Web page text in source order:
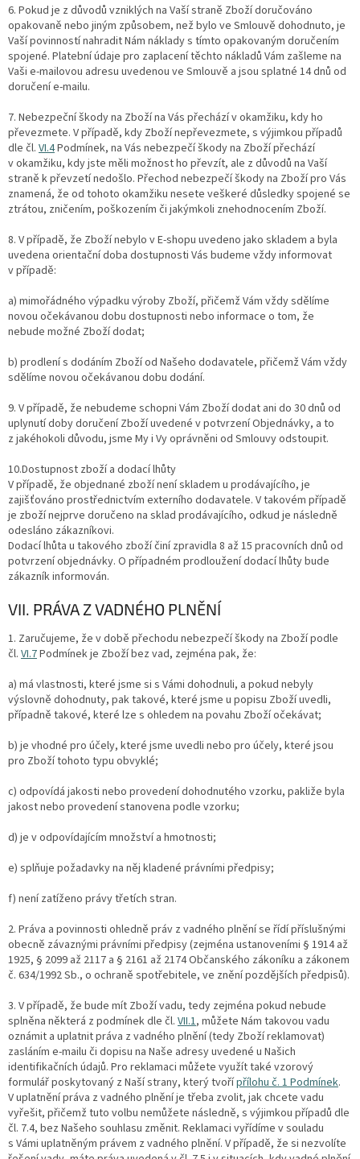
6. Pokud je z důvodů vzniklých na Vaší straně Zboží doručováno
opakovaně nebo jiným způsobem, než bylo ve Smlouvě dohodnuto, je
Vaší povinností nahradit Nám náklady s tímto opakovaným doručením
spojené. Platební údaje pro zaplacení těchto nákladů Vám zašleme na
Vaši e-mailovou adresu uvedenou ve Smlouvě a jsou splatné 14 dnů od
doručení e-mailu.
7. Nebezpeční škody na Zboží na Vás přechází v okamžiku, kdy ho
převezmete. V případě, kdy Zboží nepřevezmete, s výjimkou případů
dle čl. VI.4Podmínek, na Vás nebezpečí škody na Zboží přechází
v okamžiku, kdy jste měli možnost ho převzít, ale z důvodů na Vaší
straně k převzetí nedošlo. Přechod nebezpečí škody na Zboží pro Vás
znamená, že od tohoto okamžiku nesete veškeré důsledky spojené se
ztrátou, zničením, poškozením či jakýmkoli znehodnocením Zboží.
8. V případě, že Zboží nebylo v E-shopu uvedeno jako skladem a byla
uvedena orientační doba dostupnosti Vás budeme vždy informovat
v případě:
a) mimořádného výpadku výroby Zboží, přičemž Vám vždy sdělíme
novou očekávanou dobu dostupnosti nebo informace o tom, že
nebude možné Zboží dodat;
b) prodlení s dodáním Zboží od Našeho dodavatele, přičemž Vám vždy
sdělíme novou očekávanou dobu dodání.
9. V případě, že nebudeme schopni Vám Zboží dodat ani do 30 dnů od
uplynutí doby doručení Zboží uvedené v potvrzení Objednávky, a to
z jakéhokoli důvodu, jsme My i Vy oprávněni od Smlouvy odstoupit.
10.Dostupnost zboží a dodací lhůty
V případě, že objednané zboží není skladem u prodávajícího, je
zajišťováno prostřednictvím externího dodavatele. V takovém případě
je zboží nejprve doručeno na sklad prodávajícího, odkud je následně
odesláno zákazníkovi.
Dodací lhůta u takového zboží činí zpravidla 8 až 15 pracovních dnů od
potvrzení objednávky. O případném prodloužení dodací lhůty bude
zákazník informován.
VII. PRÁVA Z VADNÉHO PLNĚNÍ
1. Zaručujeme, že v době přechodu nebezpečí škody na Zboží podle
čl. VI.7Podmínek je Zboží bez vad, zejména pak, že:
a) má vlastnosti, které jsme si s Vámi dohodnuli, a pokud nebyly
výslovně dohodnuty, pak takové, které jsme u popisu Zboží uvedli,
případně takové, které lze s ohledem na povahu Zboží očekávat;
b) je vhodné pro účely, které jsme uvedli nebo pro účely, které jsou
pro Zboží tohoto typu obvyklé;
c) odpovídá jakosti nebo provedení dohodnutého vzorku, pakliže byla
jakost nebo provedení stanovena podle vzorku;
d) je v odpovídajícím množství a hmotnosti;
e) splňuje požadavky na něj kladené právními předpisy;
f) není zatíženo právy třetích stran.
2. Práva a povinnosti ohledně práv z vadného plnění se řídí příslušnými
obecně závaznými právními předpisy (zejména ustanoveními § 1914 až
1925, § 2099 až 2117 a § 2161 až 2174 Občanského zákoníku a zákonem
č. 634/1992 Sb., o ochraně spotřebitele, ve znění pozdějších předpisů).
3. V případě, že bude mít Zboží vadu, tedy zejména pokud nebude
splněna některá z podmínek dle čl. VII.1, můžete Nám takovou vadu
oznámit a uplatnit práva z vadného plnění (tedy Zboží reklamovat)
zasláním e-mailu či dopisu na Naše adresy uvedené u Našich
identifikačních údajů. Pro reklamaci můžete využít také vzorový
formulář poskytovaný z Naší strany, který tvořípřílohu č. 1 Podmínek.
V uplatnění práva z vadného plnění je třeba zvolit, jak chcete vadu
vyřešit, přičemž tuto volbu nemůžete následně, s výjimkou případů dle
čl. 7.4, bez Našeho souhlasu změnit. Reklamaci vyřídíme v souladu
s Vámi uplatněným právem z vadného plnění. V případě, že si nezvolíte